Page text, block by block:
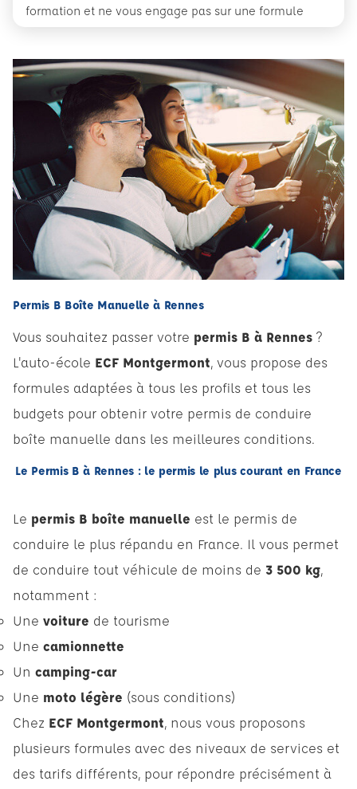
formation et ne vous engage pas sur une formule
Permis B Boîte Manuelle à Rennes
Vous souhaitez passer votre permis B à Rennes ?
L'auto-école ECF Montgermont, vous propose des
formules adaptées à tous les profils et tous les
budgets pour obtenir votre permis de conduire
boîte manuelle dans les meilleures conditions.
Le Permis B à Rennes : le permis le plus courant en France
Le permis B boîte manuelle est le permis de
conduire le plus répandu en France. Il vous permet
de conduire tout véhicule de moins de 3 500 kg,
notamment :
Une voiture de tourisme
Une camionnette
Un camping-car
Une moto légère (sous conditions)
Chez ECF Montgermont, nous vous proposons
plusieurs formules avec des niveaux de services et
des tarifs différents, pour répondre précisément à